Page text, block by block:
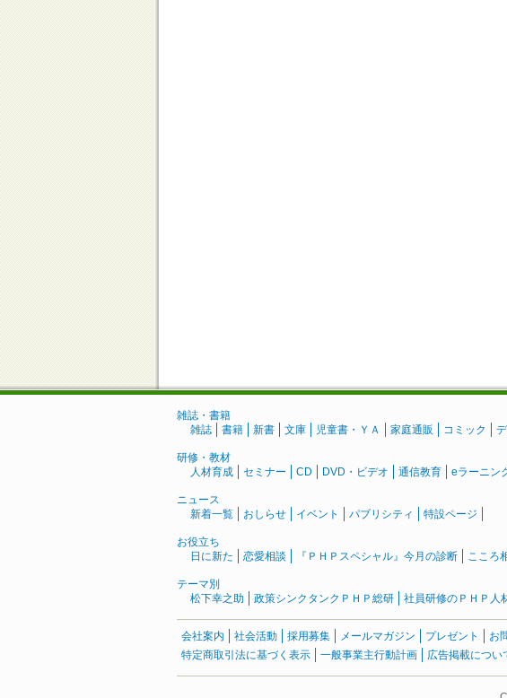
雑誌・書籍
雑誌
書籍 新書 文庫 児童書・ＹＡ 家庭通販 コミック
研修・教材
人材育成
セミナー CD DVD・ビデオ 通信教育 eラーニン
ニュース
新着一覧
おしらせ イベント パブリシティ 特設ページ
お役立ち
日に新た
恋愛相談 『ＰＨＰスペシャル』今月の診断 こころ
テーマ別
松下幸之助
政策シンクタンクＰＨＰ総研 社員研修のＰＨＰ人
会社案内 社会活動 採用募集 メールマガジン プレゼント お
特定商取引法に基づく表示
一般事業主行動計画 広告掲載につい